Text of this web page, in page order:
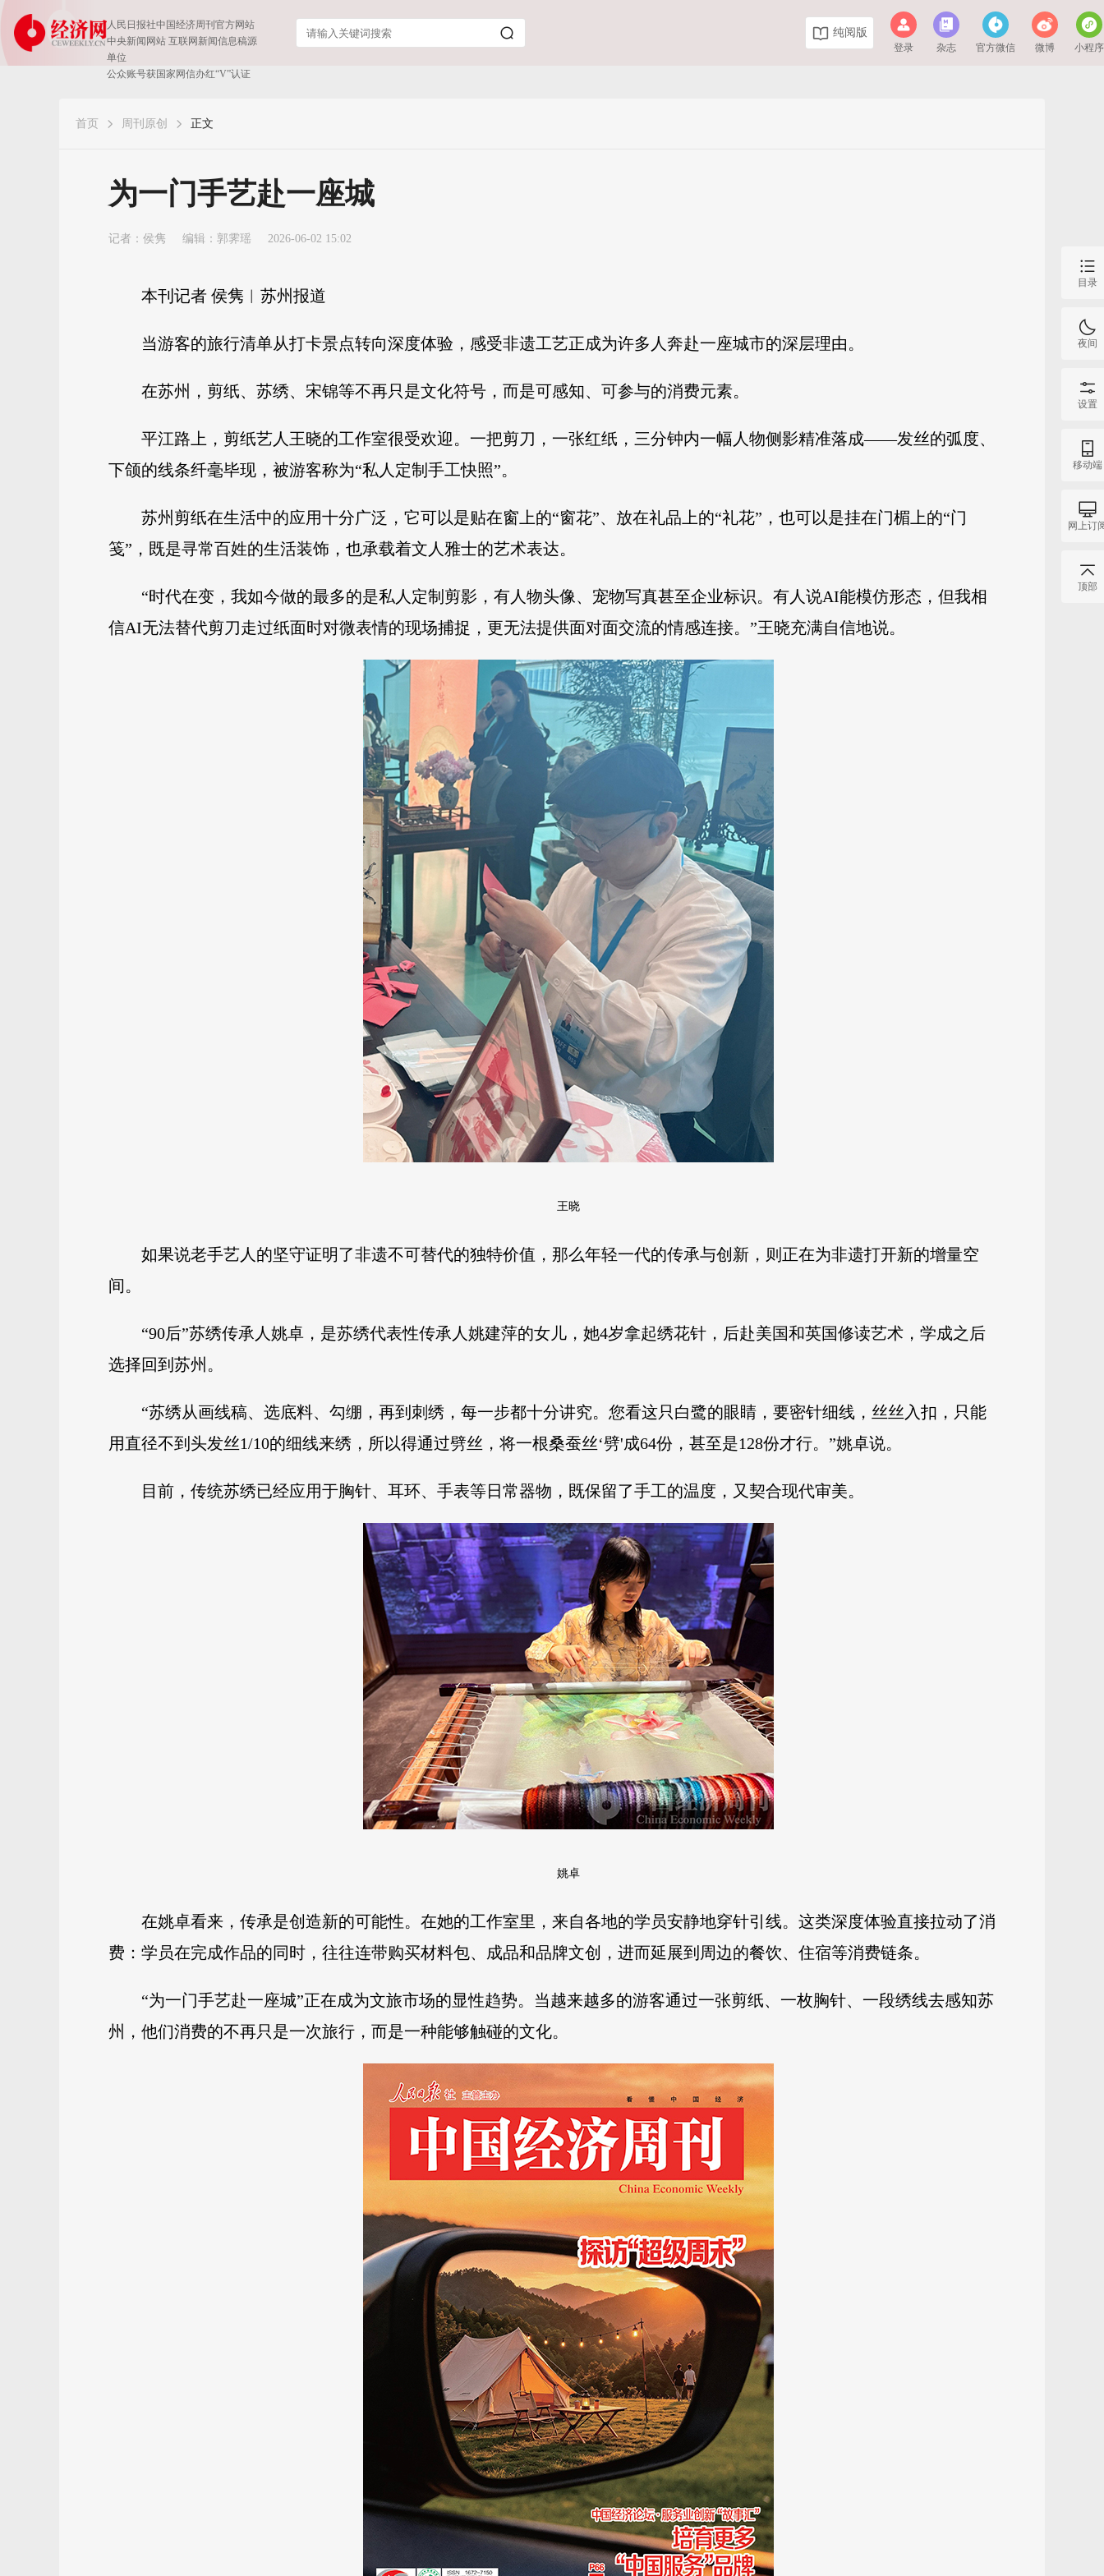
人民日报社中国经济周刊官方网站
中央新闻网站 互联网新闻信息稿源
单位
公众账号获国家网信办红“V”认证
纯阅版
登录 杂志 官方微信 微博 小程序
首页 周刊原创 正文
为一门手艺赴一座城
记者： 侯隽 编辑：郭霁瑶 2026-06-02 15:02
本刊记者 侯隽︱苏州报道
当游客的旅行清单从打卡景点转向深度体验，感受非遗工艺正成为许多人奔赴一座城市的深层理由。
在苏州，剪纸、苏绣、宋锦等不再只是文化符号，而是可感知、可参与的消费元素。
平江路上，剪纸艺人王晓的工作室很受欢迎。一把剪刀，一张红纸，三分钟内一幅人物侧影精准落成——发丝的弧度、
下颌的线条纤毫毕现，被游客称为“私人定制手工快照”。
苏州剪纸在生活中的应用十分广泛，它可以是贴在窗上的“窗花”、放在礼品上的“礼花”，也可以是挂在门楣上的“门
笺”，既是寻常百姓的生活装饰，也承载着文人雅士的艺术表达。
“时代在变，我如今做的最多的是私人定制剪影，有人物头像、宠物写真甚至企业标识。有人说AI能模仿形态，但我相
信AI无法替代剪刀走过纸面时对微表情的现场捕捉，更无法提供面对面交流的情感连接。”王晓充满自信地说。
王晓
如果说老手艺人的坚守证明了非遗不可替代的独特价值，那么年轻一代的传承与创新，则正在为非遗打开新的增量空
间。
“90后”苏绣传承人姚卓，是苏绣代表性传承人姚建萍的女儿，她4岁拿起绣花针，后赴美国和英国修读艺术，学成之后
选择回到苏州。
“苏绣从画线稿、选底料、勾绷，再到刺绣，每一步都十分讲究。您看这只白鹭的眼睛，要密针细线，丝丝入扣，只能
用直径不到头发丝1/10的细线来绣，所以得通过劈丝，将一根桑蚕丝‘劈'成64份，甚至是128份才行。”姚卓说。
目前，传统苏绣已经应用于胸针、耳环、手表等日常器物，既保留了手工的温度，又契合现代审美。
姚卓
在姚卓看来，传承是创造新的可能性。在她的工作室里，来自各地的学员安静地穿针引线。这类深度体验直接拉动了消
费：学员在完成作品的同时，往往连带购买材料包、成品和品牌文创，进而延展到周边的餐饮、住宿等消费链条。
“为一门手艺赴一座城”正在成为文旅市场的显性趋势。当越来越多的游客通过一张剪纸、一枚胸针、一段绣线去感知苏
州，他们消费的不再只是一次旅行，而是一种能够触碰的文化。
目录
夜间
设置
移动端
网上订
顶部